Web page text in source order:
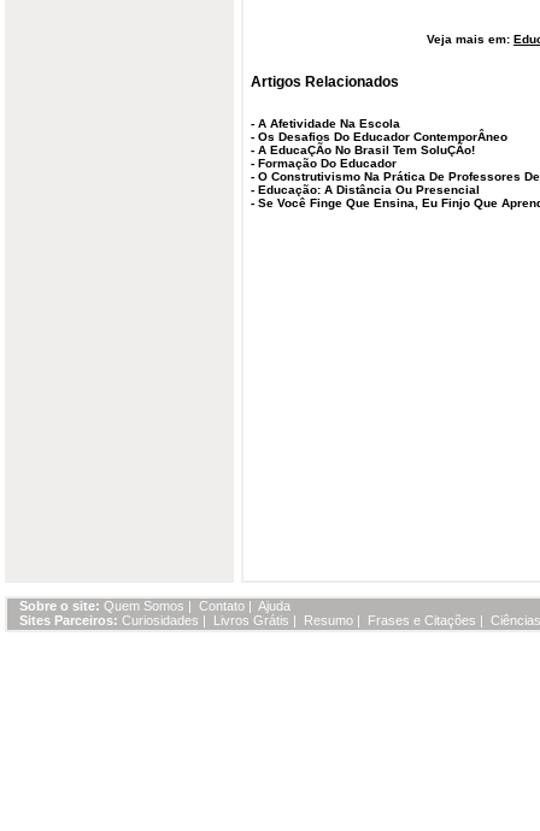
Veja mais em:
Artigos Relacionados
- A Afetividade Na Escola
- Os Desafios Do Educador ContemporÂneo
- A EducaÇÃo No Brasil Tem SoluÇÃo!
- Formação Do Educador
- O Construtivismo Na Prática De Professores
- Educação: A Distância Ou Presencial
- Se Você Finge Que Ensina, Eu Finjo Que
Sobre o site: Quem Somos | Contato | Ajuda
Sites Parceiros: Curiosidades | Livros Grátis | Resumo | Frases e Citações |